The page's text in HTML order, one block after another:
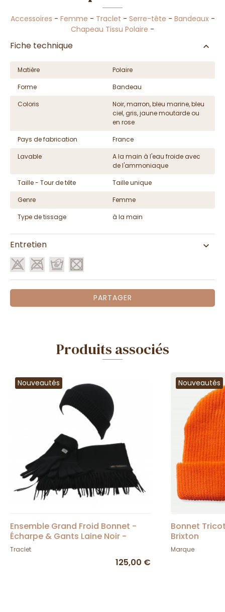
Accessoires - Femme - Traclet - Serre-tête - Bandeaux-
Chapeau Tissu Polaire -
Fiche technique
Matière
Polaire
Forme
Bandeau
Coloris
Noir, marron, bleu marine, bleu
ciel, gris, jaune moutarde ou
en rose
Pays de fabrication
France
Lavable
A la main à l'eau froide avec
de l'ammoniaque
Taille - Tour de tête
Taille unique
Genre
Femme
Type de tissage
à la main
Entretien
PARTAGER
Produits associés
Nouveautés
Ensemble Grand Froid Bonnet -
Écharpe & Gants Laine Noir -
Traclet
Traclet
125,00 €
Nouveautés
Bonnet
Brixton
Marque